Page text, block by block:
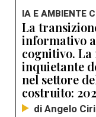
IA E AMBIENTE
La
informativo
cognitivo. La
inquietante
nel settore
costruito:
di Angelo